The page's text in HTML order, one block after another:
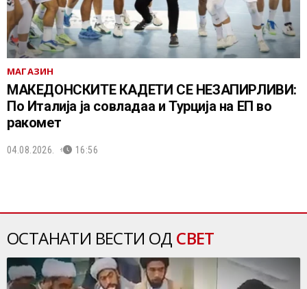
МАГАЗИН
МАКЕДОНСКИТЕ КАДЕТИ СЕ НЕЗАПИРЛИВИ:
По Италија ја совладаа и Турција на ЕП во
ракомет
04.08.2026. 16:56
ОСТАНАТИ ВЕСТИ ОД СВЕТ